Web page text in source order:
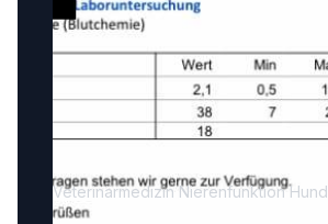
Veterinärmedizin Nierenfunktion Hund